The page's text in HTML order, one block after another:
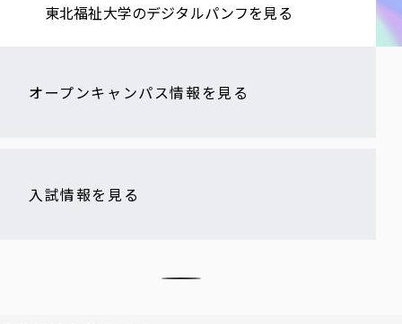
東北福祉大学の​デジタルパンフを​見る​
オープンキャンパス情報を見る
入試情報を見る